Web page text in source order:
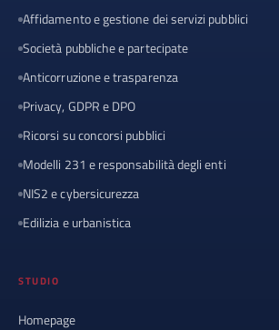
Affidamento e gestione dei servizi pubblici
Società pubbliche e partecipate
Anticorruzione e trasparenza
Privacy, GDPR e DPO
Ricorsi su concorsi pubblici
Modelli 231 e responsabilità degli enti
NIS2 e cybersicurezza
Edilizia e urbanistica
STUDIO
Homepage